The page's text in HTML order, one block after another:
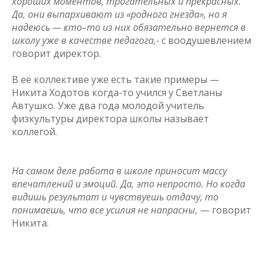
Да, они выпархивают из «родного гнезда», но я
надеюсь — кто–то из них обязательно вернется в
школу уже в качестве педагога,-с воодушевлением
говорит директор.
В её коллективе уже есть такие примеры —
Никита Ходотов когда-то учился у Светланы
Автушко. Уже два года молодой учитель
физкультуры директора школы называет
коллегой.
На самом деле работа в школе приносит массу
впечатлений и эмоций. Да, это непросто. Но когда
видишь результат и чувствуешь отдачу, то
понимаешь, что все усилия не напрасны, — говорит
Никита.